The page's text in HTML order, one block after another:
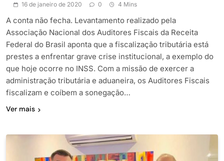
16 de janeiro de 2020 0 4 Mins
A conta não fecha. Levantamento realizado pela
Associação Nacional dos Auditores Fiscais da Receita
Federal do Brasil aponta que a fiscalização tributária está
prestes a enfrentar grave crise institucional, a exemplo do
que hoje ocorre no INSS. Com a missão de exercer a
administração tributária e aduaneira, os Auditores Fiscais
fiscalizam e coíbem a sonegação…
Ver mais